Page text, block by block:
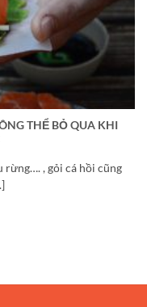
THỂ BỎ QUA KHI
rừng…. , gỏi cá hồi cũng